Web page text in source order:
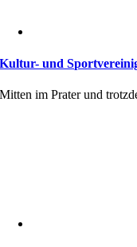
Kultur- und
Mitten im Prater und